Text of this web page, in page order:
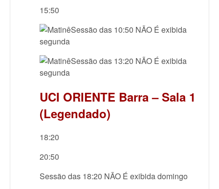
15:50
Sessão das 10:50 NÃO É exibida
segunda
Sessão das 13:20 NÃO É exibida
segunda
UCI ORIENTE Barra – Sala 1
(Legendado)
18:20
20:50
Sessão das 18:20 NÃO É exibida domingo